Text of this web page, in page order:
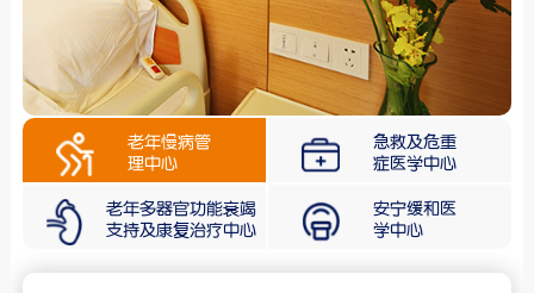
老年慢病管
理中心
急救及危重
症医学中心
老年多器官功能衰竭
支持及康复治疗中心
安宁缓和医
学中心